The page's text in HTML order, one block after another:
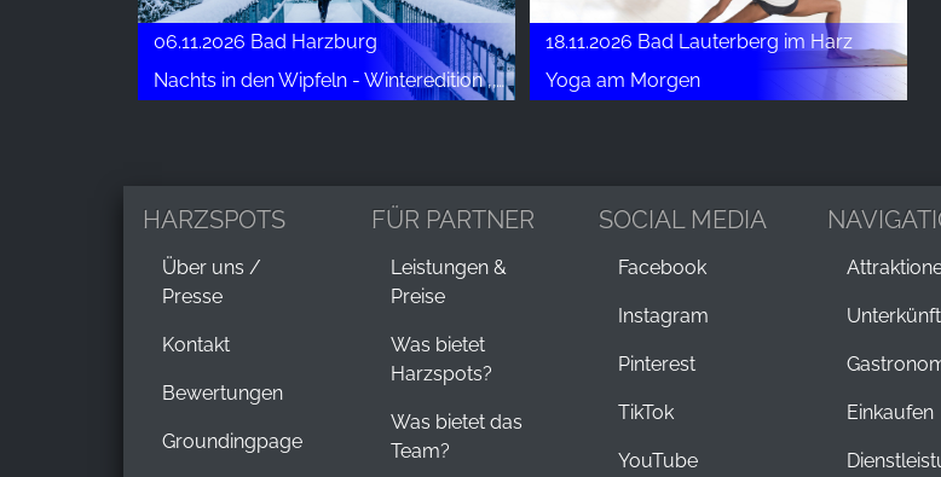
06.11.2026 Bad Harzburg
Nachts in den Wipfeln - Winteredition ,,Wipfelglüh'n''
18.11.2026 Bad Lauterberg im Harz
Yoga am Morgen
HARZSPOTS
Über uns /
Presse
Kontakt
Bewertungen
Groundingpage
FÜR PARTNER
Leistungen &
Preise
Was bietet
Harzspots?
Was bietet das
Team?
SOCIAL MEDIA
Facebook
Instagram
Pinterest
TikTok
YouTube
Einkaufen